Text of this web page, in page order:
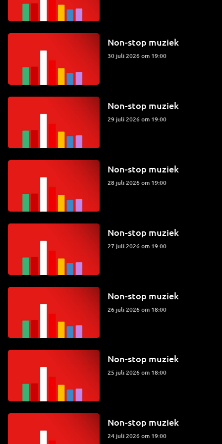
Non-stop muziek
30 juli 2026 om 19:00
Non-stop muziek
29 juli 2026 om 19:00
Non-stop muziek
28 juli 2026 om 19:00
Non-stop muziek
27 juli 2026 om 19:00
Non-stop muziek
26 juli 2026 om 18:00
Non-stop muziek
25 juli 2026 om 18:00
Non-stop muziek
24 juli 2026 om 19:00